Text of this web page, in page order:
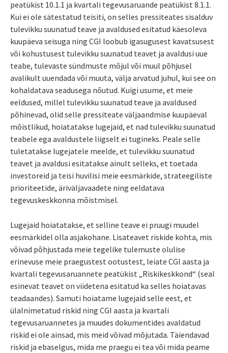
peatükist 10.1.1 ja kvartali tegevusaruande peatükist 8.1.1.
Kui ei ole sätestatud teisiti, on selles pressiteates sisalduv
tulevikku suunatud teave ja avaldused esitatud käesoleva
kuupäeva seisuga ning CGI loobub igasugusest kavatsusest
või kohustusest tulevikku suunatud teavet ja avaldusi uue
teabe, tulevaste sündmuste mõjul või muul põhjusel
avalikult uuendada või muuta, välja arvatud juhul, kui see on
kohaldatava seadusega nõutud. Kuigi usume, et meie
eeldused, millel tulevikku suunatud teave ja avaldused
põhinevad, olid selle pressiteate väljaandmise kuupäeval
mõistlikud, hoiatatakse lugejaid, et nad tulevikku suunatud
teabele ega avaldustele liigselt ei tugineks. Peale selle
tuletatakse lugejatele meelde, et tulevikku suunatud
teavet ja avaldusi esitatakse ainult selleks, et toetada
investoreid ja teisi huvilisi meie eesmärkide, strateegiliste
prioriteetide, äriväljavaadete ning eeldatava
tegevuskeskkonna mõistmisel.
Lugejaid hoiatatakse, et selline teave ei pruugi muudel
eesmärkidel olla asjakohane. Lisateavet riskide kohta, mis
võivad põhjustada meie tegelike tulemuste olulise
erinevuse meie praegustest ootustest, leiate CGI aasta ja
kvartali tegevusaruannete peatükist „Riskikeskkond“ (seal
esinevat teavet on viidetena esitatud ka selles hoiatavas
teadaandes). Samuti hoiatame lugejaid selle eest, et
ülalnimetatud riskid ning CGI aasta ja kvartali
tegevusaruannetes ja muudes dokumentides avaldatud
riskid ei ole ainsad, mis meid võivad mõjutada. Täiendavad
riskid ja ebaselgus, mida me praegu ei tea või mida peame